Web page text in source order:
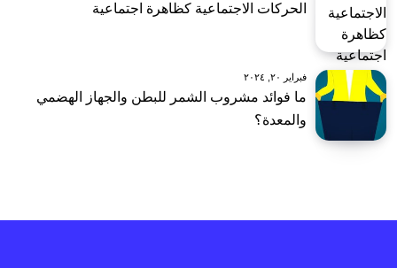
الحركات الاجتماعية كظاهرة اجتماعية
فبراير ٢٠, ٢٠٢٤
ما فوائد مشروب الشمر للبطن والجهاز الهضمي
والمعدة؟